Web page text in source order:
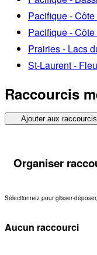
Pacifique - Côte
Pacifique - Côte
Prairies - Lacs
St-Laurent -
Raccourcis
Ajouter aux raccourcis
Organiser
Sélectionnez pour glisser-
Aucun raccourci